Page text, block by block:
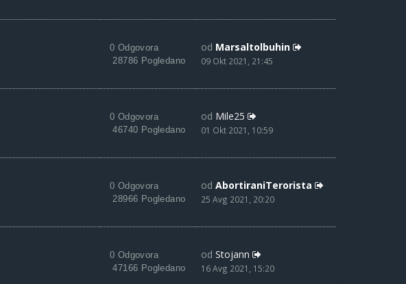
0 Odgovora
28786 Pogledano
od Marsaltolbuhin
09 Okt 2021, 21:45
0 Odgovora
46740 Pogledano
od Mile25
01 Okt 2021, 10:59
0 Odgovora
28966 Pogledano
od AbortiraniTerorista
25 Avg 2021, 20:20
0 Odgovora
47166 Pogledano
od Stojann
16 Avg 2021, 15:20